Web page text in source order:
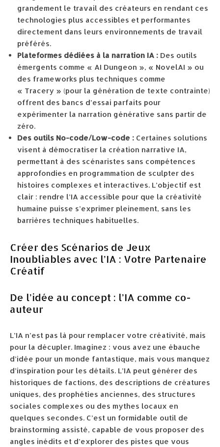
grandement le travail des créateurs en rendant ces
technologies plus accessibles et performantes
directement dans leurs environnements de travail
préférés.
Plateformes dédiées à la narration IA : Des outils
émergents comme « AI Dungeon », « NovelAI » ou
des frameworks plus techniques comme
« Tracery » (pour la génération de texte contrainte)
offrent des bancs d’essai parfaits pour
expérimenter la narration générative sans partir de
zéro.
Des outils No-code/Low-code : Certaines solutions
visent à démocratiser la création narrative IA,
permettant à des scénaristes sans compétences
approfondies en programmation de sculpter des
histoires complexes et interactives. L’objectif est
clair : rendre l’IA accessible pour que la créativité
humaine puisse s’exprimer pleinement, sans les
barrières techniques habituelles.
Créer des Scénarios de Jeux
Inoubliables avec l’IA : Votre Partenaire
Créatif
De l’idée au concept : l’IA comme co-
auteur
L’IA n’est pas là pour remplacer votre créativité, mais
pour la décupler. Imaginez : vous avez une ébauche
d’idée pour un monde fantastique, mais vous manquez
d’inspiration pour les détails. L’IA peut générer des
historiques de factions, des descriptions de créatures
uniques, des prophéties anciennes, des structures
sociales complexes ou des mythes locaux en
quelques secondes. C’est un formidable outil de
brainstorming assisté, capable de vous proposer des
angles inédits et d’explorer des pistes que vous